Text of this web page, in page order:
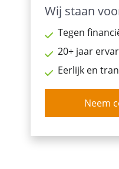
Wij staan
Tegen
20+ jaar
Eerlijk en
Neem